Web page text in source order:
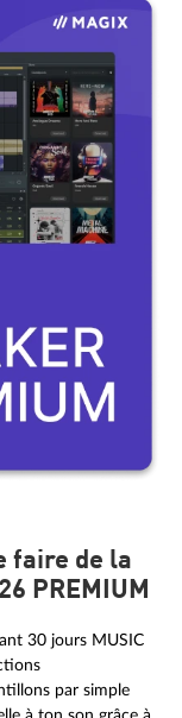
faire de la
PREMIUM
30 jours MUSIC
par simple